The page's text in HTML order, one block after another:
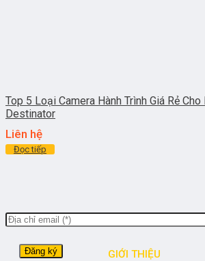
Top 5 Loại Camera Hành Trình Giá Rẻ
Destinator
Liên hệ
Đọc tiếp
GIỚI THIỆU